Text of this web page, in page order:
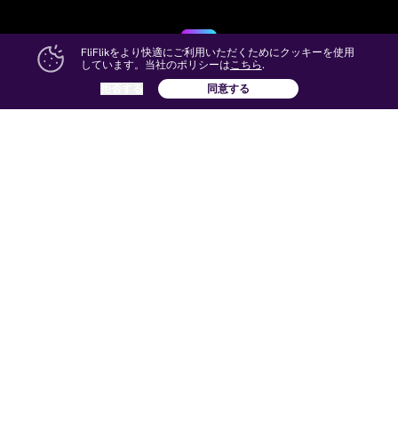
FliFlik
FliFlikをより快適にご利用いただくためにクッキーを使用
しています。当社のポリシーはこちら.
同意する